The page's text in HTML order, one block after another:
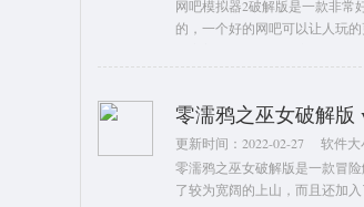
网吧模拟器2破解版是一款非常
的，一个好的网吧可以让人玩
成为一个豪华网咖，那么第一
零濡鸦之巫女破解版
更新时间： 2022-02-27 软件大
零濡鸦之巫女破解版是一款冒
了较为宽阔的上山，而且还加